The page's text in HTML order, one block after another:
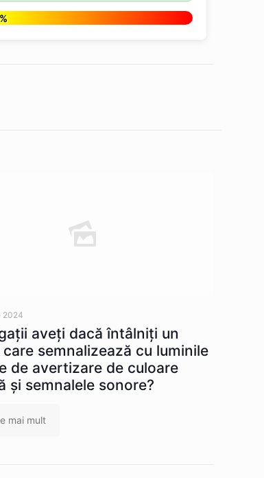
2024
aveţi dacă întâlniţi un
semnalizează cu luminile
de avertizare de culoare
şi semnalele sonore?
mai mult